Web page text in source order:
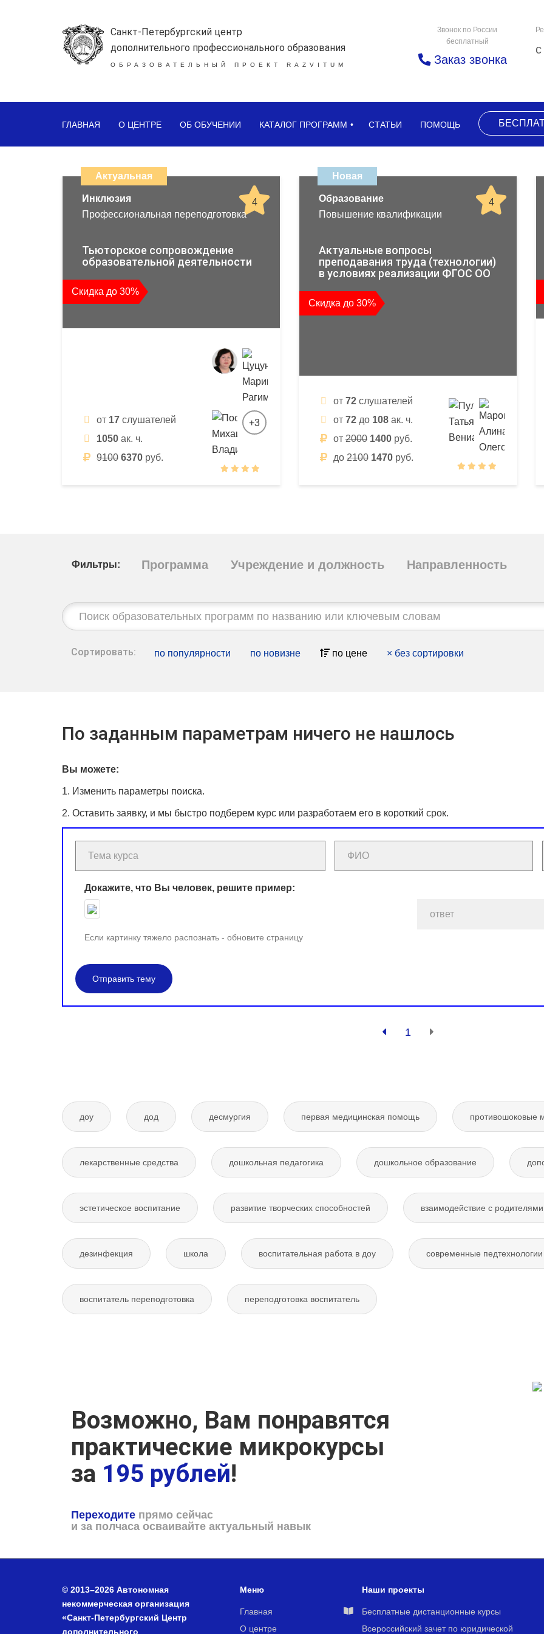
Санкт-Петербургский центр
дополнительного профессионального образования
ОБРАЗОВАТЕЛЬНЫЙ ПРОЕКТ RAZVITUM
Звонок по России
бесплатный
Заказ звонка
ГЛАВНАЯ О ЦЕНТРЕ ОБ ОБУЧЕНИИ КАТАЛОГ ПРОГРАММ СТАТЬИ ПОМОЩЬ
дистанционных
образовательных
повышения
квалификации
и
профессиональной
переподготовки
Актуальная
4
Инклюзия
Профессиональная переподготовка
Тьюторское сопровождение
образовательной деятельности
Скидка до 30%
от 17 слушателей
1050 ак. ч.
9100 6370 руб.
+3
Новая
4
Образование
Повышение квалификации
Актуальные вопросы
преподавания труда (технологии)
в условиях реализации ФГОС ОО
Скидка до 30%
от 72 слушателей
от 72 до 108 ак. ч.
от 2000 1400 руб.
до 2100 1470 руб.
Фильтры: Программа Учреждение и должность Направленность
Строка
поиска:
Сортировать: по популярности по новизне по цене × без сортировки
По заданным параметрам ничего не нашлось
Вы можете:
1. Изменить параметры поиска.
2. Оставить заявку, и мы быстро подберем курс или разработаем его в короткий срок.
Докажите, что Вы человек, решите пример:
Если картинку тяжело распознать - обновите страницу
Отправить тему
1
доу дод десмургия первая медицинская помощь противошоковые
лекарственные средства дошкольная педагогика дошкольное образование
эстетическое воспитание развитие творческих способностей взаимодействие с родителями
дезинфекция школа воспитательная работа в доу современные
воспитатель переподготовка переподготовка воспитатель
Возможно, Вам понравятся
практические микрокурсы
за 195 рублей!
Переходите прямо сейчас
и за полчаса осваивайте актуальный навык
© 2013–2026 Автономная
некоммерческая организация
«Санкт-Петербургский Центр
дополнительного
Меню
Главная
О центре
Наши проекты
Бесплатные дистанционные курсы
Всероссийский зачет по юридической